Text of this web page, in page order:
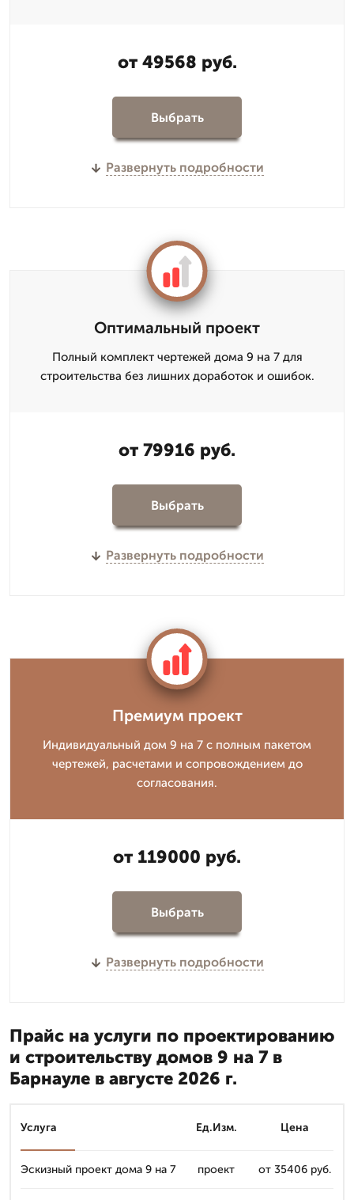
от 49568 руб.
Выбрать
Развернуть подробности
Оптимальный проект
Полный комплект чертежей дома 9 на 7 для
строительства без лишних доработок и ошибок.
от 79916 руб.
Выбрать
Развернуть подробности
Премиум проект
Индивидуальный дом 9 на 7 с полным пакетом
чертежей, расчетами и сопровождением до
согласования.
от 119000 руб.
Выбрать
Развернуть подробности
Прайс на услуги по проектированию
и строительству домов 9 на 7 в
Барнауле в августе 2026 г.
Услуга Ед.Изм. Цена
Эскизный проект дома 9 на 7 проект от 35406 руб.